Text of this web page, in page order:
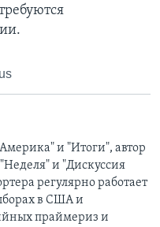
и "Итоги", автор
и "Дискуссия
регулярно работает
в США и
праймериз и